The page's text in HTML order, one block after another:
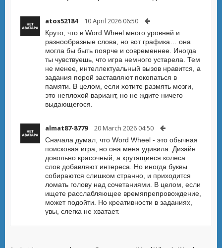
atos52184 10 April 2026 06:50
Круто, что в Word Wheel много уровней и
разнообразные слова, но вот графика… она
могла бы быть поярче и современнее. Иногда
ты чувствуешь, что игра немного устарела. Тем
не менее, интеллектуальный вызов нравится, а
задания порой заставляют покопаться в
памяти. В целом, если хотите размять мозги,
это неплохой вариант, но не ждите ничего
выдающегося.
almat87-8779 20 March 2026 04:50
Сначала думал, что Word Wheel - это обычная
поисковая игра, но она меня удивила. Дизайн
довольно красочный, а крутящиеся колеса
слов добавляют интереса. Но иногда буквы
собираются слишком странно, и приходится
ломать голову над сочетаниями. В целом, если
ищете расслабляющее времяпрепровождение,
может подойти. Но креативности в заданиях,
увы, слегка не хватает.